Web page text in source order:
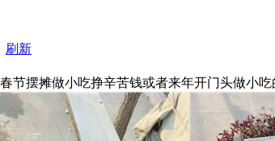
刷新
节摆摊做小吃挣辛苦钱或者来年开门头做小